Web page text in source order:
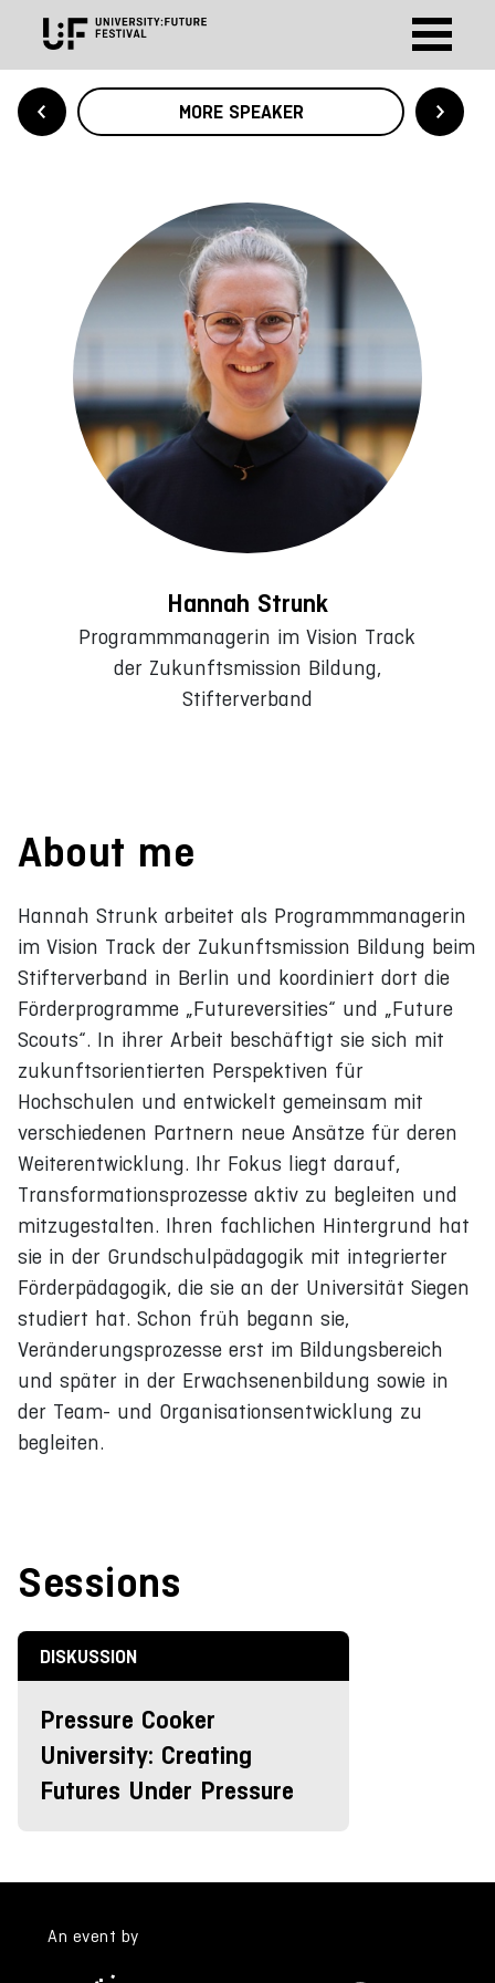
MORE SPEAKER
Hannah Strunk
Programmmanagerin im Vision Track
der Zukunftsmission Bildung,
Stifterverband
About me
Hannah Strunk arbeitet als Programmmanagerin
im Vision Track der Zukunftsmission Bildung beim
Stifterverband in Berlin und koordiniert dort die
Förderprogramme „Futureversities“ und „Future
Scouts“. In ihrer Arbeit beschäftigt sie sich mit
zukunftsorientierten Perspektiven für
Hochschulen und entwickelt gemeinsam mit
verschiedenen Partnern neue Ansätze für deren
Weiterentwicklung. Ihr Fokus liegt darauf,
Transformationsprozesse aktiv zu begleiten und
mitzugestalten. Ihren fachlichen Hintergrund hat
sie in der Grundschulpädagogik mit integrierter
Förderpädagogik, die sie an der Universität Siegen
studiert hat. Schon früh begann sie,
Veränderungsprozesse erst im Bildungsbereich
und später in der Erwachsenenbildung sowie in
der Team- und Organisationsentwicklung zu
begleiten.
Sessions
DISKUSSION
Pressure Cooker
University: Creating
Futures Under Pressure
An event by